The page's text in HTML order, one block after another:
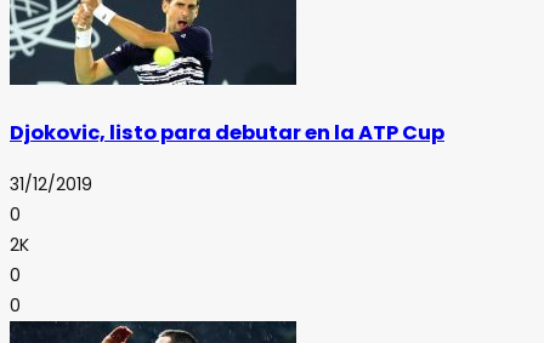
Djokovic, listo para debutar en la ATP Cup
31/12/2019
0
2K
0
0